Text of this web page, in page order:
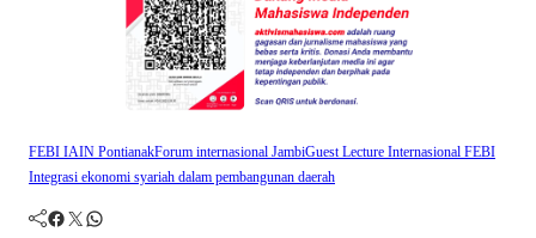
FEBI IAIN PontianakForum internasional JambiGuest Lecture Internasional FEBI
Integrasi ekonomi syariah dalam pembangunan daerah
Facebook Twitter WhatsApp